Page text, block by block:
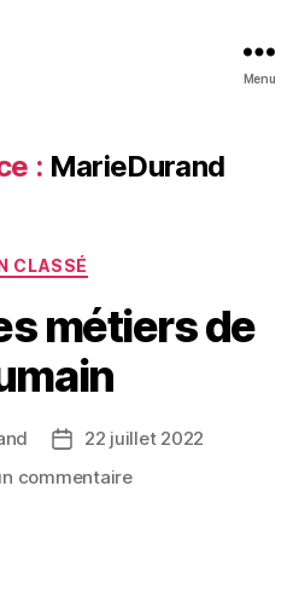
Menu
: MarieDurand
Catégories
CLASSÉ
métiers de
Date22 juillet 2022
commentairesur